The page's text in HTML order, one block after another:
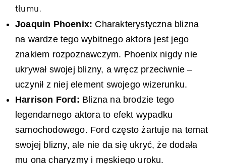
tłumu.
Joaquin Phoenix: Charakterystyczna blizna
na wardze tego wybitnego aktora jest jego
znakiem rozpoznawczym. Phoenix nigdy nie
ukrywał swojej blizny, a wręcz przeciwnie –
uczynił z niej element swojego wizerunku.
Harrison Ford: Blizna na brodzie tego
legendarnego aktora to efekt wypadku
samochodowego. Ford często żartuje na temat
swojej blizny, ale nie da się ukryć, że dodała
mu ona charyzmy i męskiego uroku.